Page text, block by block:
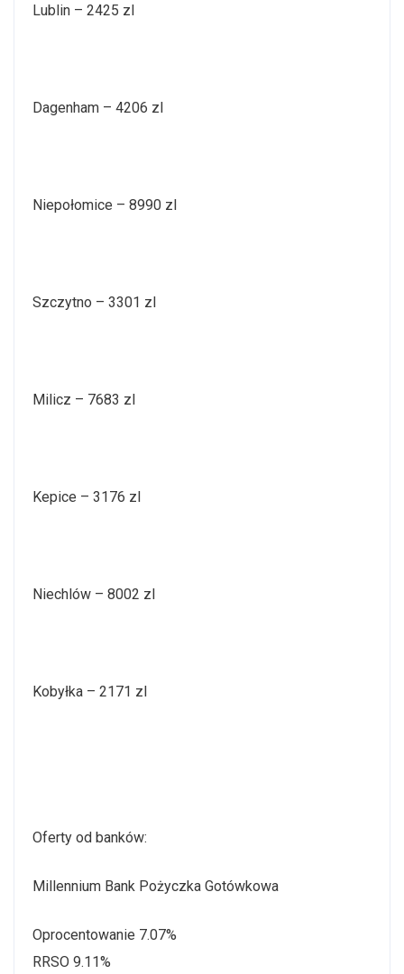
Lublin – 2425 zl
Dagenham – 4206 zl
Niepołomice – 8990 zl
Szczytno – 3301 zl
Milicz – 7683 zl
Kepice – 3176 zl
Niechlów – 8002 zl
Kobyłka – 2171 zl
Oferty od banków:
Millennium Bank Pożyczka Gotówkowa
Oprocentowanie 7.07%
RRSO 9.11%